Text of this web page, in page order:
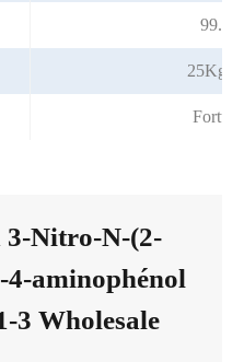
25Kg/
3-Nitro-N-(2-
aminophénol
3 Wholesale